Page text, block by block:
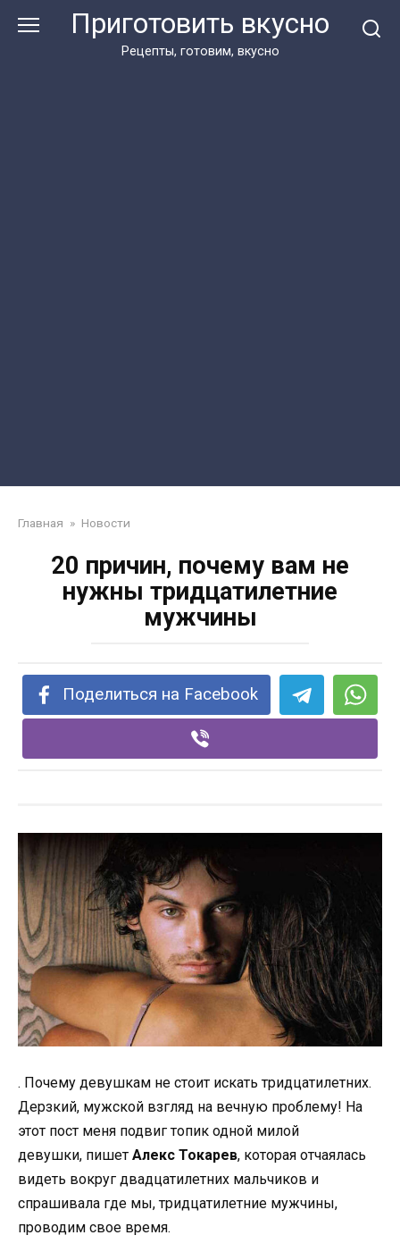
Приготовить вкусно
Рецепты, готовим, вкусно
Главная » Новости
20 причин, почему вам не
нужны тридцатилетние
мужчины
Поделиться на Facebook
. Почему девушкам не стоит искать тридцатилетних.
Дерзкий, мужской взгляд на вечную проблему! На
этот пост меня подвиг топик одной милой
девушки, пишет Алекс Токарев, которая отчаялась
видеть вокруг двадцатилетних мальчиков и
спрашивала где мы, тридцатилетние мужчины,
проводим свое время.